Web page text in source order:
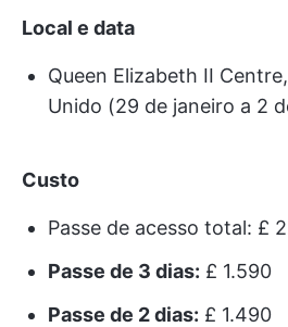
Local e data
Queen Elizabeth II
Unido (29 de janeiro a 2
Custo
Passe de acesso total: £
Passe de 3 dias: £ 1.590
Passe de 2 dias: £ 1.490